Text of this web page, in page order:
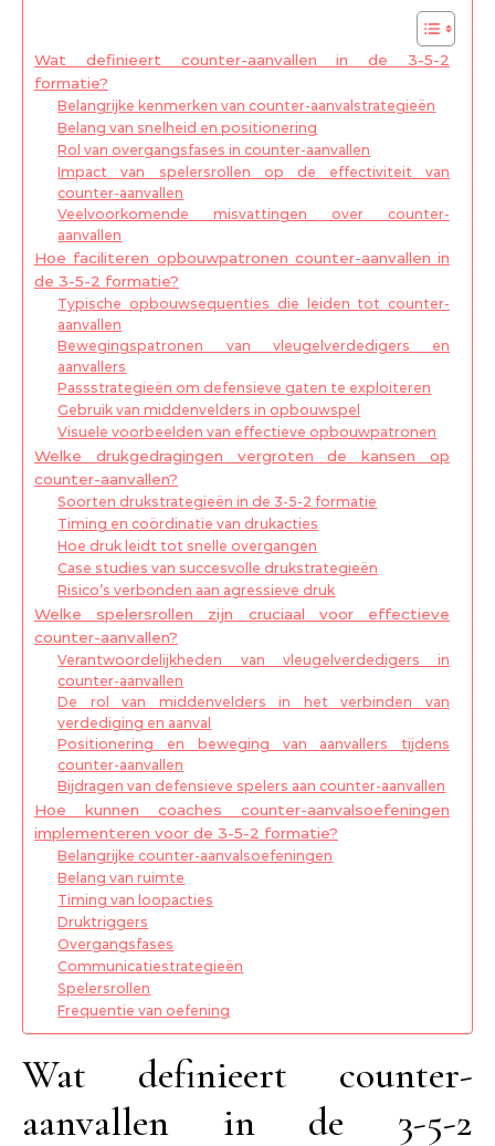
Wat definieert counter-aanvallen in de 3-5-2
formatie?
Belangrijke kenmerken van counter-aanvalstrategieën
Belang van snelheid en positionering
Rol van overgangsfases in counter-aanvallen
Impact van spelersrollen op de effectiviteit van
counter-aanvallen
Veelvoorkomende misvattingen over counter-
aanvallen
Hoe faciliteren opbouwpatronen counter-aanvallen in
de 3-5-2 formatie?
Typische opbouwsequenties die leiden tot counter-
aanvallen
Bewegingspatronen van vleugelverdedigers en
aanvallers
Passstrategieën om defensieve gaten te exploiteren
Gebruik van middenvelders in opbouwspel
Visuele voorbeelden van effectieve opbouwpatronen
Welke drukgedragingen vergroten de kansen op
counter-aanvallen?
Soorten drukstrategieën in de 3-5-2 formatie
Timing en coördinatie van drukacties
Hoe druk leidt tot snelle overgangen
Case studies van succesvolle drukstrategieën
Risico’s verbonden aan agressieve druk
Welke spelersrollen zijn cruciaal voor effectieve
counter-aanvallen?
Verantwoordelijkheden van vleugelverdedigers in
counter-aanvallen
De rol van middenvelders in het verbinden van
verdediging en aanval
Positionering en beweging van aanvallers tijdens
counter-aanvallen
Bijdragen van defensieve spelers aan counter-aanvallen
Hoe kunnen coaches counter-aanvalsoefeningen
implementeren voor de 3-5-2 formatie?
Belangrijke counter-aanvalsoefeningen
Belang van ruimte
Timing van loopacties
Druktriggers
Overgangsfases
Communicatiestrategieën
Spelersrollen
Frequentie van oefening
Wat definieert counter-
aanvallen in de 3-5-2